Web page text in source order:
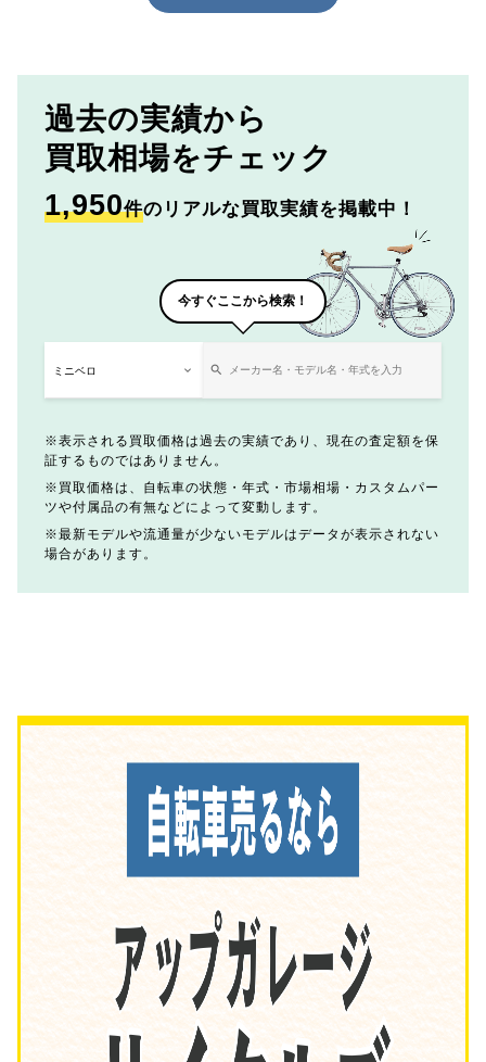
過去の実績から
買取相場をチェック
1,950件のリアルな買取実績を掲載中！
今すぐここから検索！
表示される買取価格は過去の実績であり、現在の査定額を保
証するものではありません。
買取価格は、自転車の状態・年式・市場相場・カスタムパー
ツや付属品の有無などによって変動します。
最新モデルや流通量が少ないモデルはデータが表示されない
場合があります。